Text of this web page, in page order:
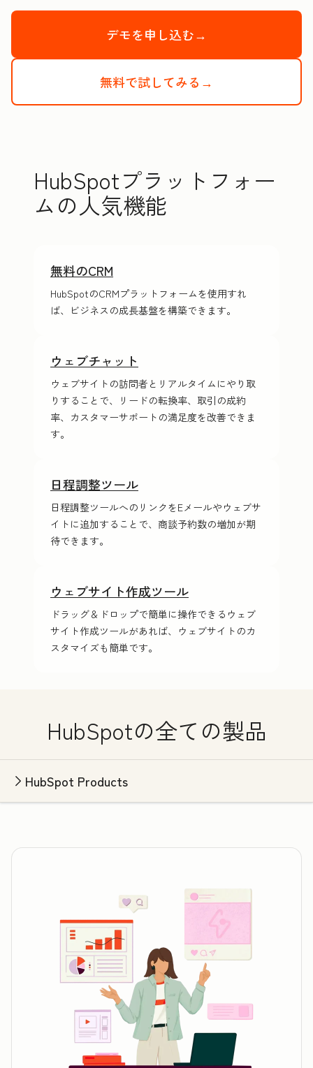
デモを申し込む→
無料で試してみる→
HubSpotプラットフォー
ムの人気機能
無料のCRM
HubSpotのCRMプラットフォームを使用すれ
ば、ビジネスの成長基盤を構築できます。
ウェブチャット
ウェブサイトの訪問者とリアルタイムにやり取
りすることで、リードの転換率、取引の成約
率、カスタマーサポートの満足度を改善できま
す。
日程調整ツール
日程調整ツールへのリンクをE‍メ‍ー‍ルやウェブサ
イトに追加することで、商談予約数の増加が期
待できます。
ウェブサイト作成ツール
ドラッグ＆ドロップで簡単に操作できるウェブ
サイト作成ツールがあれば、ウェブサイトのカ
スタマイズも簡単です。
HubSpotの全ての製品
HubSpot Products